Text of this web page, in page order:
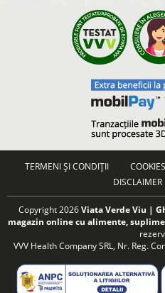
TERMENI ȘI CONDIȚII COOKIES
DISCLAIMER
Copyright 2026Viata Verde Viu |
magazin online cu alimente,
VVV Health Company SRL, Nr. Reg.